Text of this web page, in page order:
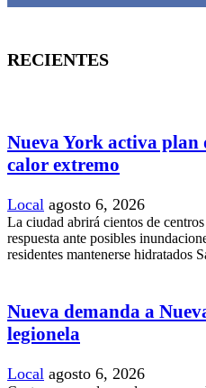
RECIENTES
Nueva York activa plan
calor extremo
Local agosto 6, 2026
La ciudad abrirá cientos de
respuesta ante posibles
residentes mantenerse hidratados
Nueva demanda a
legionela
Local agosto 6, 2026